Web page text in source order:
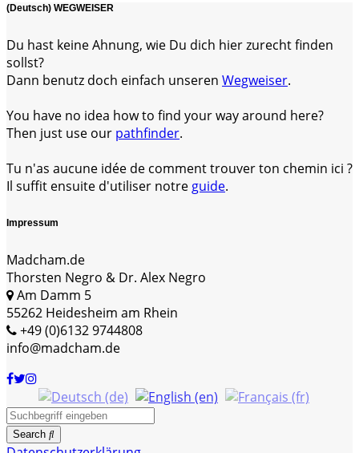
(Deutsch) WEGWEISER
Du hast keine Ahnung, wie Du dich hier zurecht finden
sollst?
Dann benutz doch einfach unseren Wegweiser.
You have no idea how to find your way around here?
Then just use our pathfinder.
Tu n'as aucune idée de comment trouver ton chemin ici ?
Il suffit ensuite d'utiliser notre guide.
Impressum
Madcham.de
Thorsten Negro & Dr. Alex Negro
Am Damm 5
55262 Heidesheim am Rhein
+49 (0)6132 9744808
info@madcham.de
Search